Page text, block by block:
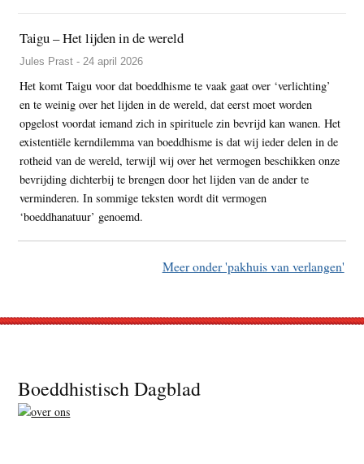
Taigu – Het lijden in de wereld
Jules Prast - 24 april 2026
Het komt Taigu voor dat boeddhisme te vaak gaat over ‘verlichting’
en te weinig over het lijden in de wereld, dat eerst moet worden
opgelost voordat iemand zich in spirituele zin bevrijd kan wanen. Het
existentiële kerndilemma van boeddhisme is dat wij ieder delen in de
rotheid van de wereld, terwijl wij over het vermogen beschikken onze
bevrijding dichterbij te brengen door het lijden van de ander te
verminderen. In sommige teksten wordt dit vermogen
‘boeddhanatuur’ genoemd.
Meer onder 'pakhuis van verlangen'
Footer
Boeddhistisch Dagblad